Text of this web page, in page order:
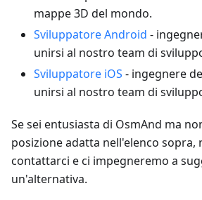
mappe 3D del mondo.
Sviluppatore Android -
unirsi al nostro team di
Sviluppatore iOS - ingegnere
unirsi al nostro team di
Se sei entusiasta di OsmAnd ma
posizione adatta nell'elenco sopra,
contattarci e ci impegneremo a
un'alternativa.